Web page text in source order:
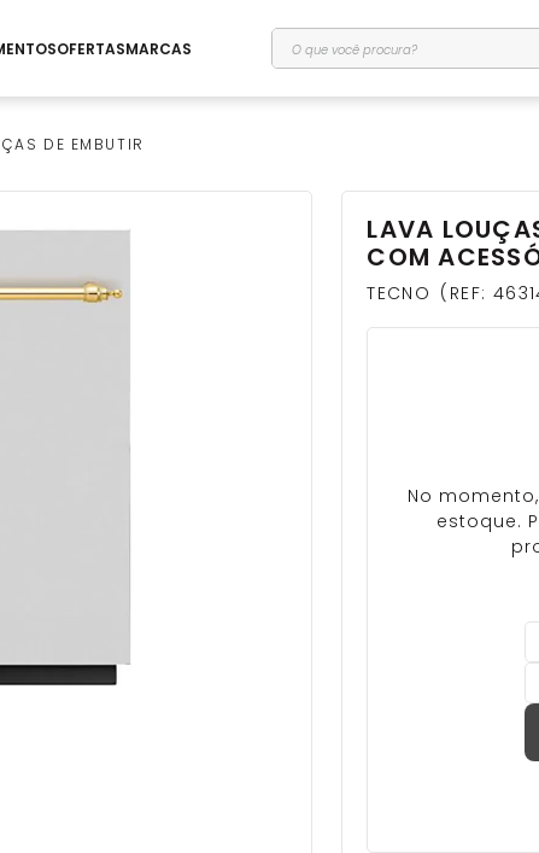
OFERTASMARCAS O que você procura?
DE EMBUTIR
LAVA
COM
TECNO REF: